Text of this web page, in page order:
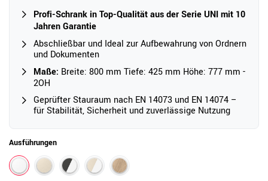
Profi-Schrank in Top-Qualität aus der Serie UNI mit 10
Jahren Garantie
Abschließbar und Ideal zur Aufbewahrung von Ordnern
und Dokumenten
Maße: Breite: 800 mm Tiefe: 425 mm Höhe: 777 mm -
2OH
Geprüfter Stauraum nach EN 14073 und EN 14074 –
für Stabilität, Sicherheit und zuverlässige Nutzung
Ausführungen